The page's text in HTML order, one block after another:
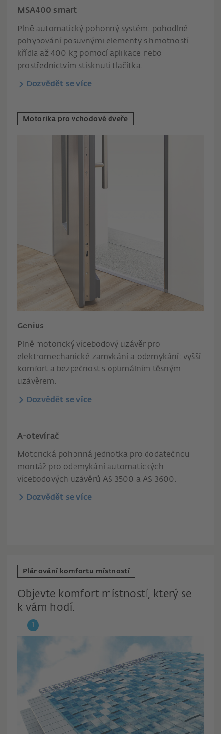
MSA400 smart
Plně automatický pohonný systém: pohodlné
pohybování posuvnými elementy s hmotností
křídla až 400 kg pomocí aplikace nebo
prostřednictvím stisknutí tlačítka.
Dozvědět se více
Motorika pro vchodové dveře
Genius
Plně motorický vícebodový uzávěr pro
elektromechanické zamykání a odemykání: vyšší
komfort a bezpečnost s optimálním těsným
uzávěrem.
Dozvědět se více
A-otevírač​
Motorická pohonná jednotka pro dodatečnou
montáž pro odemykání automatických
vícebodových uzávěrů AS 3500 a AS 3600.
Dozvědět se více
Plánování komfortu místností
Objevte komfort místností, který se
k vám hodí.